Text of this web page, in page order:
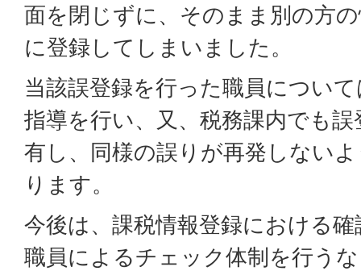
面を閉じずに、そのまま別の方
に登録してしまいました。
当該誤登録を行った職員につい
指導を行い、又、税務課内でも
有し、同様の誤りが再発しない
ります。
今後は、課税情報登録における
職員によるチェック体制を行う